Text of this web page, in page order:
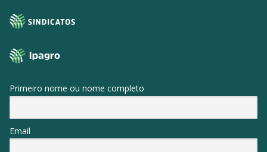
Primeiro nome ou nome completo
Email